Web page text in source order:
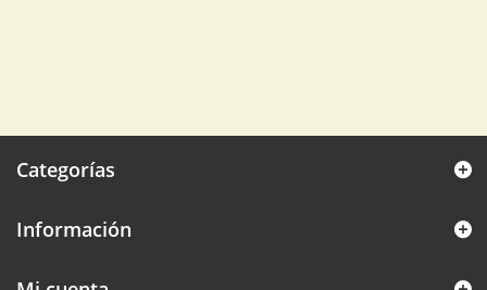
Categorías
Información